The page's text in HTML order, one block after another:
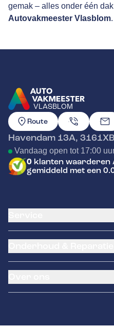
gemak – alles onder één
Autovakmeester Vlasblom.
VLASBLOM
GA NAAR DE HOMEPAGINA
Route
Havendam 13A, 3161XB
Vandaag open tot 17:00
0 klanten waarderen
gemiddeld met een
Banden service
Klantenkaart
Schade en reparatie